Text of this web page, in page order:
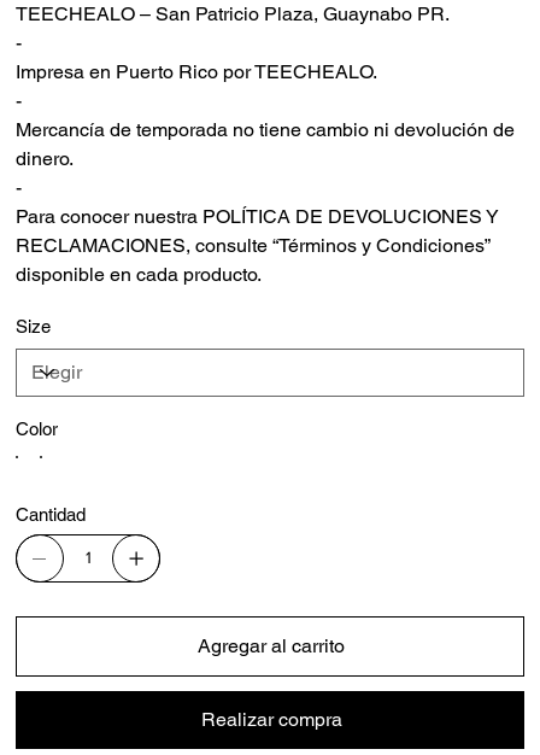
TEECHEALO – San Patricio Plaza, Guaynabo PR.
-
Impresa en Puerto Rico por TEECHEALO.
-
Mercancía de temporada no tiene cambio ni devolución de
dinero.
-
Para conocer nuestra POLÍTICA DE DEVOLUCIONES Y
RECLAMACIONES, consulte “Términos y Condiciones”
disponible en cada producto.
Size
Color
Cantidad
Agregar al carrito
Realizar compra